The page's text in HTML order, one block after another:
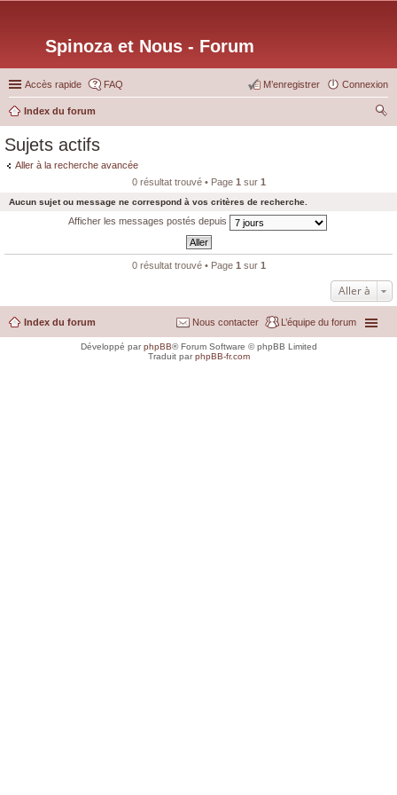
Spinoza et Nous - Forum
Accès rapide FAQ Connexion
M’enregistrer
Index du forum
Sujets actifs
Aller à la recherche avancée
0 résultat trouvé • Page 1 sur 1
Aucun sujet ou message ne correspond à vos critères de recherche.
Afficher les messages postés depuis
0 résultat trouvé • Page 1 sur 1
Aller à
Index du forum L’équipe du forum
Nous contacter
Développé parphpBB® Forum Software © phpBB Limited
Traduit parphpBB-fr.com